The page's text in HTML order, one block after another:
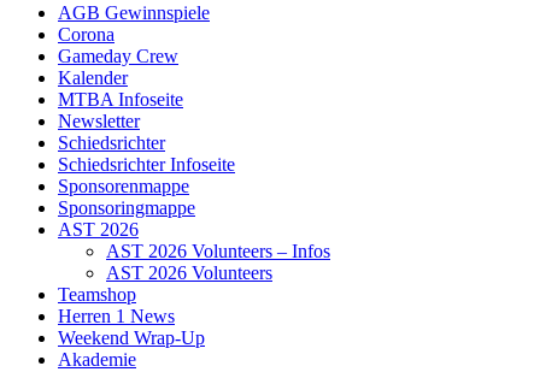
AGB Gewinnspiele
Corona
Gameday Crew
Kalender
MTBA Infoseite
Newsletter
Schiedsrichter
Schiedsrichter Infoseite
Sponsorenmappe
Sponsoringmappe
AST 2026
AST 2026 Volunteers – Infos
AST 2026 Volunteers
Teamshop
Herren 1 News
Weekend Wrap-Up
Akademie